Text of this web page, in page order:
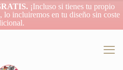
¡Incluso si tienes tu propio
incluiremos en tu diseño sin coste